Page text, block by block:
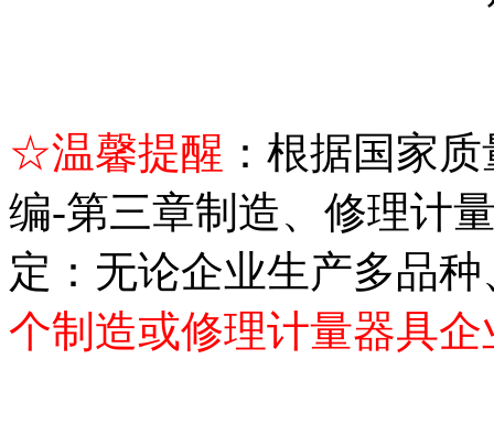
☆温馨提醒 ：根据国家
编-第三章制造、修理计
定： 无论企业生产多品
个制造或修理计量器具